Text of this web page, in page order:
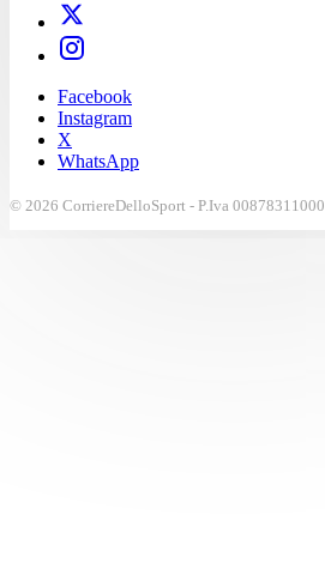
Facebook
Instagram
X
WhatsApp
© 2026 CorriereDelloSport - P.Iva 00878311000